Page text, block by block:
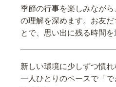
季節の行事を楽しみなが
の理解を深めます。お友
とで、思い出に残る時間を
新しい環境に少しずつ慣れ
一人ひとりのペースで「